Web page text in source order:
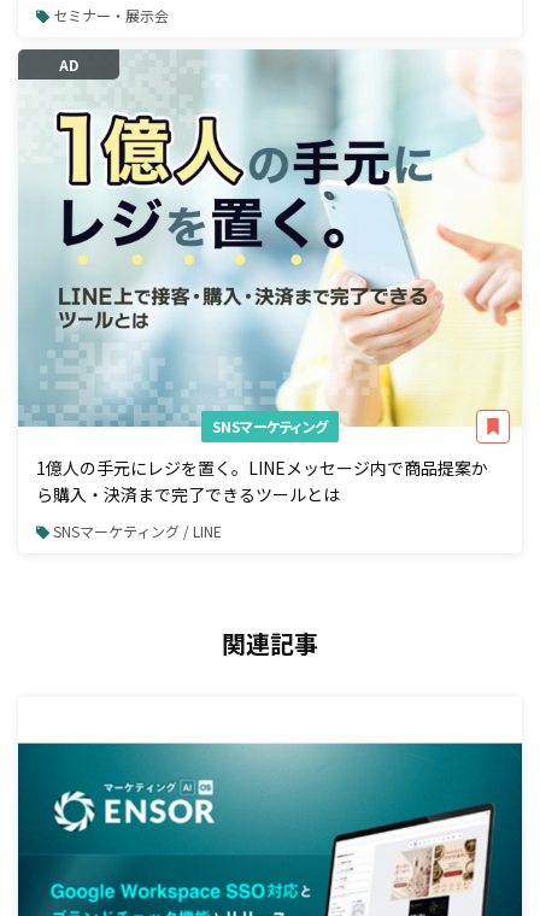
セミナー・展示会
AD
SNSマーケティング
1億人の手元にレジを置く。LINEメッセージ内で商品提案か
ら購入・決済まで完了できるツールとは
SNSマーケティング / LINE
関連記事